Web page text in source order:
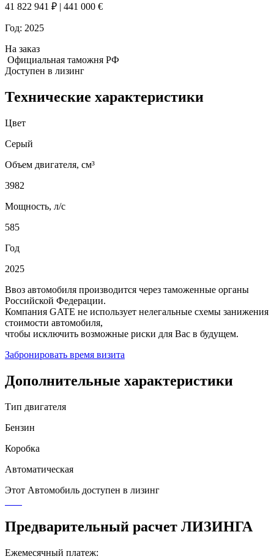
41 822 941 ₽ | 441 000 €
Год: 2025
На заказ
Официальная таможня РФ
Доступен в лизинг
Технические характеристики
Цвет
Серый
Объем двигателя, см³
3982
Мощность, л/с
585
Год
2025
Ввоз автомобиля производится через таможенные органы
Российской Федерации.
Компания GATE не использует нелегальные схемы занижения
стоимости автомобиля,
чтобы исключить возможные риски для Вас в будущем.
Забронировать время визита
Дополнительные характеристики
Тип двигателя
Бензин
Коробка
Автоматическая
Этот Автомобиль доступен в лизинг
Предварительный расчет ЛИЗИНГА
Ежемесячный платеж: